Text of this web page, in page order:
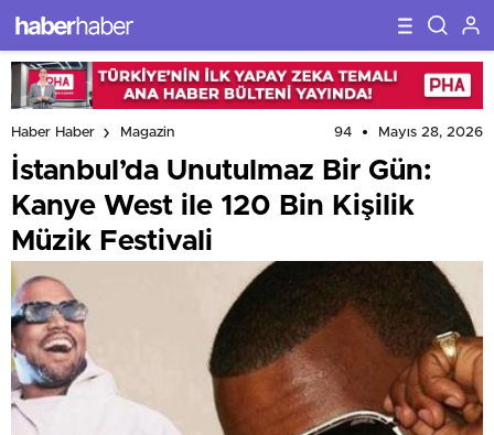
Haber Haber Magazin 94 Mayıs 28, 2026
İstanbul’da Unutulmaz Bir Gün:
Kanye West ile 120 Bin Kişilik
Müzik Festivali